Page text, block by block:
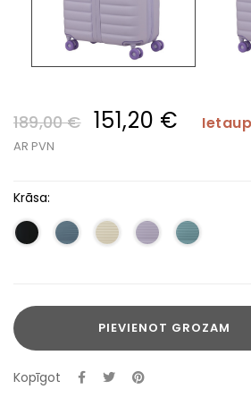
189,00 € 151,20 €
AR PVN
Krāsa:
PIEVIENOT GROZAM
Kopīgot